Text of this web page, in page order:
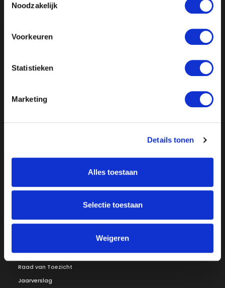
Noodzakelijk
Voorkeuren
Statistieken
Marketing
Details tonen
Alles toestaan
Selectie toestaan
Weigeren
Onze missie
Steunbetuigingen
Vacatures
Vereniging
Ledenraad
Raad van Toezicht
Jaarverslag
Redactiestatuut
Openbare registers